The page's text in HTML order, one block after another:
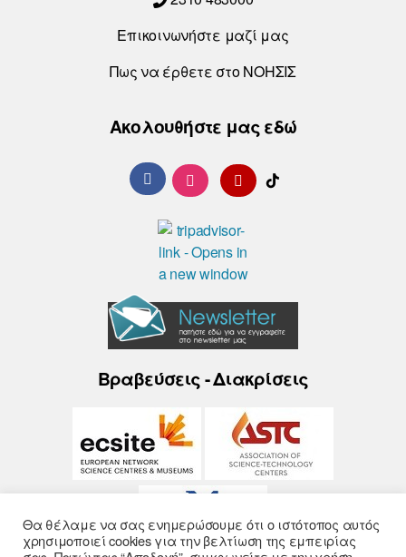
Επικοινωνήστε μαζί μας
Πως να έρθετε στο ΝΟΗΣΙΣ
Ακολουθήστε μας εδώ
Βραβεύσεις - Διακρίσεις
Θα θέλαμε να σας ενημερώσουμε ότι ο ιστότοπος αυτός
χρησιμοποιεί cookies για την βελτίωση της εμπειρίας